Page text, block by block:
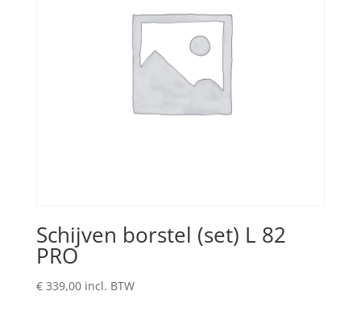
Schijven borstel (set) L 82
PRO
€339,00 incl. BTW